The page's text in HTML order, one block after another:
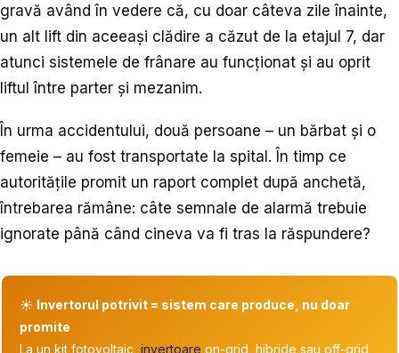
gravă având în vedere că, cu doar câteva zile înainte,
un alt lift din aceeași clădire a căzut de la etajul 7, dar
atunci sistemele de frânare au funcționat și au oprit
liftul între parter și mezanim.
În urma accidentului, două persoane – un bărbat și o
femeie – au fost transportate la spital. În timp ce
autoritățile promit un raport complet după anchetă,
întrebarea rămâne: câte semnale de alarmă trebuie
ignorate până când cineva va fi tras la răspundere?
☀️ Invertorul potrivit = sistem care produce, nu doar
promite
La un kit fotovoltaic, invertoare on-grid, hibride sau off-grid